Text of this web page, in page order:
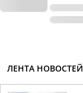
ЛЕНТА НОВОСТЕЙ